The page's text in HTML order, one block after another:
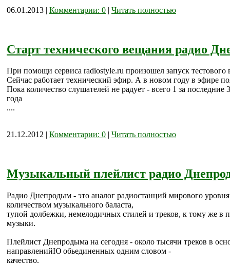
06.01.2013 | Комментарии: 0 | Читать полностью
Старт технического вещания радио
При помощи сервиса radiostyle.ru произошел запуск тестового
Сейчас работает технический эфир. А в новом году в эфире
Пока количество слушателей не радует - всего 1 за
года
....
21.12.2012 | Комментарии: 0 | Читать полностью
Музыкальный плейлист радио
Радио Днепродым - это аналог радиостанций мирового
количеством музыкального баласта,
тупой долбежки, немелодичных стилей и треков, к тому же в
музыки.
Плейлист Днепродыма на сегодня - около тысячи треков в
направленийЮ обьединенных одним словом -
качество.